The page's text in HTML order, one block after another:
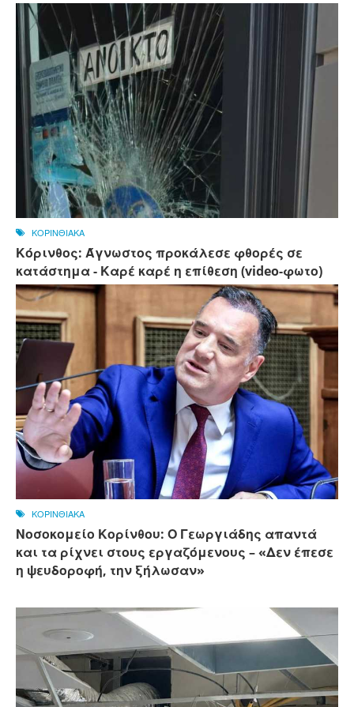
ΚΟΡΙΝΘΙΑΚΑ
Κόρινθος: Άγνωστος προκάλεσε φθορές σε
κατάστημα - Καρέ καρέ η επίθεση (video-φωτο)
ΚΟΡΙΝΘΙΑΚΑ
Νοσοκομείο Κορίνθου: Ο Γεωργιάδης απαντά
και τα ρίχνει στους εργαζόμενους – «Δεν έπεσε
η ψευδοροφή, την ξήλωσαν»